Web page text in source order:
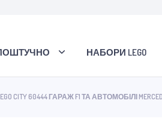
НАБОРИ LEGO
CITY 60444 ГАРАЖ F1 ТА АВТОМОБІЛІ